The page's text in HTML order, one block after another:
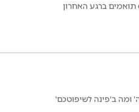
תואמים ברגע האחרון
ומה ב'פינה לשיפוטכם'